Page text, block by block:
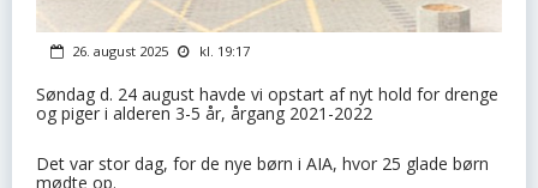
26. august 2025 kl. 19:17
Søndag d. 24 august havde vi opstart af nyt hold for drenge
og piger i alderen 3-5 år, årgang 2021-2022
Det var stor dag, for de nye børn i AIA, hvor 25 glade børn
mødte op.